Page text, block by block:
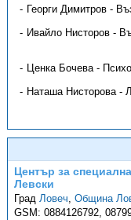
Георги Димитров -
Ивайло Нисторов -
Ценка Бочева -
Наташа Нисторова -
Център за
Левски
ГрадЛовеч,Община
GSM:0884126792,